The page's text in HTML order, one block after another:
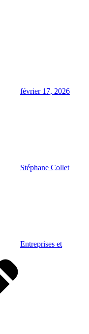
février 17, 2026
Stéphane Collet
Entreprises et